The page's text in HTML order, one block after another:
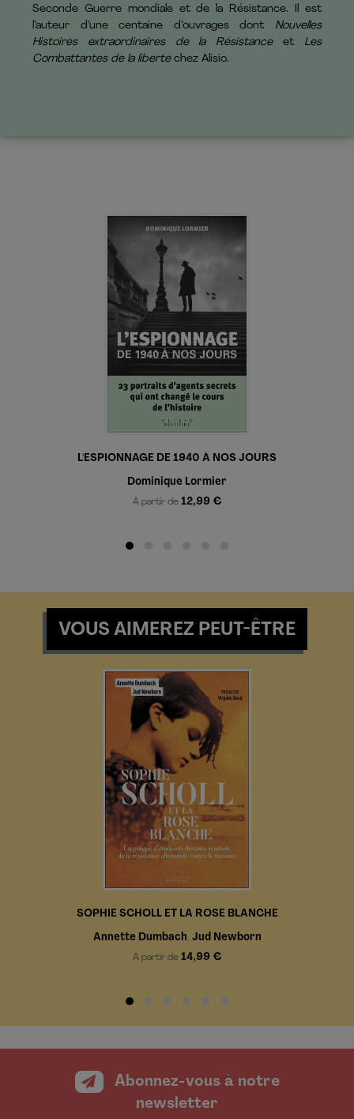
Seconde Guerre mondiale et de la Résistance. Il est
l’auteur d’une centaine d’ouvrages dont Nouvelles
Histoires extraordinaires de la Résistanceet Les
Combattantes de la libertéchez Alisio.
L'ESPIONNAGE DE 1940 À NOS JOURS
Dominique Lormier
À partir de 12,99 €
VOUS AIMEREZ PEUT-ÊTRE
SOPHIE SCHOLL ET LA ROSE BLANCHE
Annette Dumbach, Jud Newborn
À partir de 14,99 €
Abonnez-vous à notre
newsletter